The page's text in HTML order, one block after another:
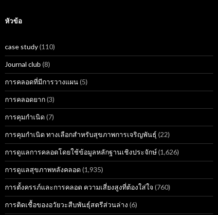
หัวข้อ
case study(110)
Journal club (8)
การคลอดที่มีการวางแผน(5)
การคลอดยาก(3)
การคุมกำเนิด (7)
การคุมกำเนิด ทางเลือกสำหรับสุขภาพการเจริญพันธุ์ (22)
การดูแลการคลอดโดยใช้ข้อมูลหลักฐานเชิงประจักษ์(1,626)
การดูแลสุขภาพหลังคลอด (1,935)
การตั้งครรภ์และการคลอด ความเสี่ยงสูงที่ต้องใส่ใจ (760)
การติดเชื้อของอวัยวะสืบพันธุ์สตรีส่วนล่าง (6)